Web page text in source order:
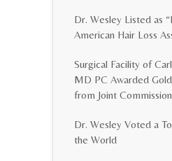
Dr. Wesley Listed as
American Hair Loss
Surgical Facility of
MD PC Awarded
from Joint Commission
Dr. Wesley Voted a
the World